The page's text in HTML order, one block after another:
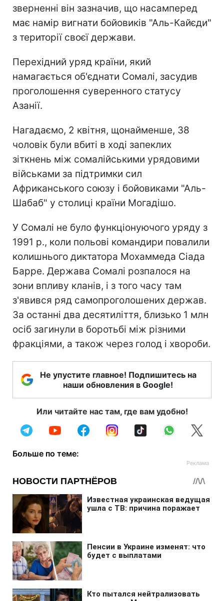
зверненні він зазначив, що насамперед
має намір вигнати бойовиків "Аль-Кайєди"
з території своєї держави.
Перехідний уряд країни, який
намагається об'єднати Сомалі, засудив
проголошення суверенного статусу
Азанії.
Нагадаємо, 2 квітня, щонайменше, 38
чоловік були вбиті в ході запеклих
зіткнень між сомалійськими урядовими
військами за підтримки сил
Африканського союзу і бойовиками "Аль-
Шабаб" у столиці країни Могадішо.
У Сомалі не було функціонуючого уряду з
1991 р., коли польові командири повалили
колишнього диктатора Мохаммеда Сіада
Барре. Держава Сомалі розпалося на
зони впливу кланів, і з того часу там
з'явився ряд самопроголошених держав.
За останні два десятиліття, близько 1 млн
осіб загинули в боротьбі між різними
фракціями, а також через голод і хвороби.
Не упустите главное! Подпишитесь на
наши обновления в Google!
Или читайте нас там, где вам удобно!
Больше по теме: